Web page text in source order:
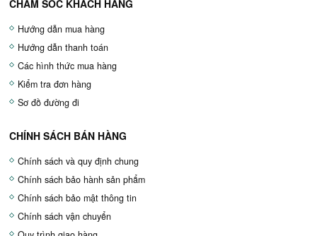
CHĂM SÓC KHÁCH HÀNG
Hướng dẫn mua hàng
Hướng dẫn thanh toán
Các hình thức mua hàng
Kiểm tra đơn hàng
Sơ đồ đường đi
CHÍNH SÁCH BÁN HÀNG
Chính sách và quy định chung
Chính sách bảo hành sản phẩm
Chính sách bảo mật thông tin
Chính sách vận chuyển